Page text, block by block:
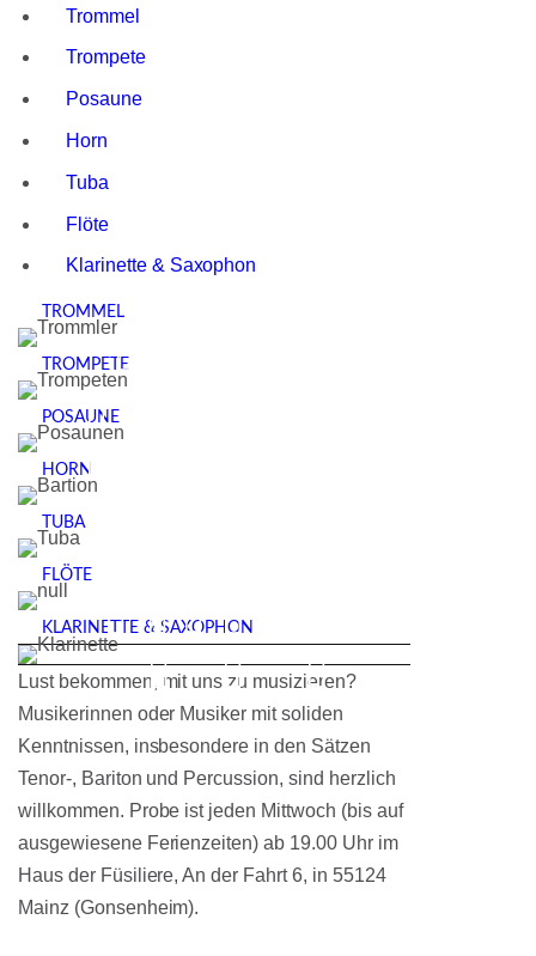
Trommel
Trompete
Posaune
Horn
Tuba
Flöte
Klarinette & Saxophon
TROMMEL
TROMPETE
POSAUNE
HORN
TUBA
FLÖTE
KLARINETTE & SAXOPHON
Lust bekommen, mit uns zu musizieren?
Musikerinnen oder Musiker mit soliden
Kenntnissen, insbesondere in den Sätzen
Tenor-, Bariton und Percussion, sind herzlich
willkommen. Probe ist jeden Mittwoch (bis auf
ausgewiesene Ferienzeiten) ab 19.00 Uhr im
Haus der Füsiliere, An der Fahrt 6, in 55124
Mainz (Gonsenheim).